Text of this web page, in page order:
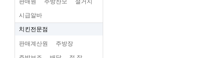
판매원 주방찬모 설거지
시급알바
치킨전문점
판매계산원 주방장